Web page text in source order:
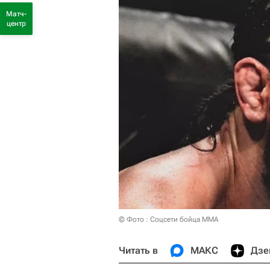
© Фото : Соцсети бойца ММА
Читать в МАКС
Матч-
центр